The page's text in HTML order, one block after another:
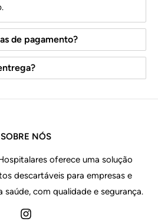
de pagamento?
SOBRE NÓS
oferece uma solução
descartáveis para empresas e
saúde, com qualidade e segurança.